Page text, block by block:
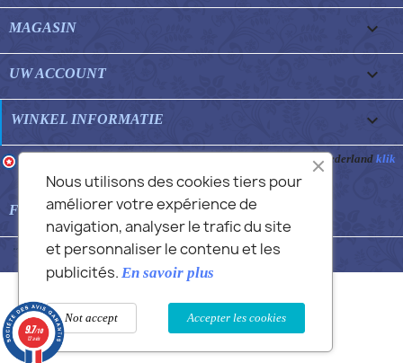
MAGASIN 
UW ACCOUNT 
WINKEL INFORMATIE keyboard_arrow_down
Merchant goedgekeurd door Gegarandeerde Beoordelingen Nederland klik
hier om het attest te tonen .
FEATURED FAQS 
© 2026 - Commans Alex
Nous utilisons des cookies tiers pour
améliorer votre expérience de
navigation, analyser le trafic du site
et personnaliser le contenu et les
publicités. En savoir plus
Accepter les cookies
Not accept
9.7/10
12 avis